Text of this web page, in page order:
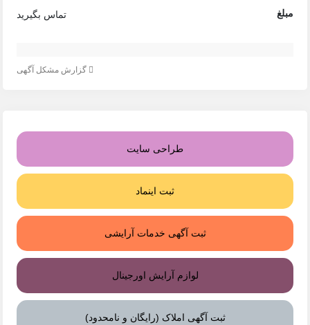
مبلغ تماس بگیرید
گزارش مشکل آگهی
طراحی سایت
ثبت اینماد
ثبت آگهی خدمات آرایشی
لوازم آرایش اورجینال
ثبت آگهی املاک (رایگان و نامحدود)